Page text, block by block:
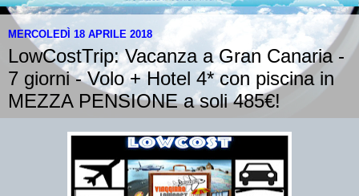
MERCOLEDÌ 18 APRILE 2018
LowCostTrip: Vacanza a Gran Canaria -
7 giorni - Volo + Hotel 4* con piscina in
MEZZA PENSIONE a soli 485€!